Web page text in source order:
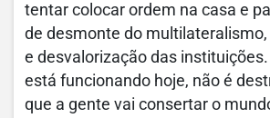
tentar colocar ordem na casa e
de desmonte do
e desvalorização das instituições.
está funcionando hoje, não é
que a gente vai consertar o